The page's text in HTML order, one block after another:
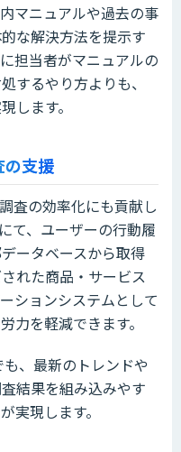
マニュアルや過去の事
な解決方法を提示す
担当者がマニュアルの
するやり方よりも、
します。
の支援
査の効率化にも貢献し
て、ユーザーの行動履
ータベースから取得
れた商品・サービス
ションシステムとして
力を軽減できます。
、最新のトレンドや
結果を組み込みやす
実現します。